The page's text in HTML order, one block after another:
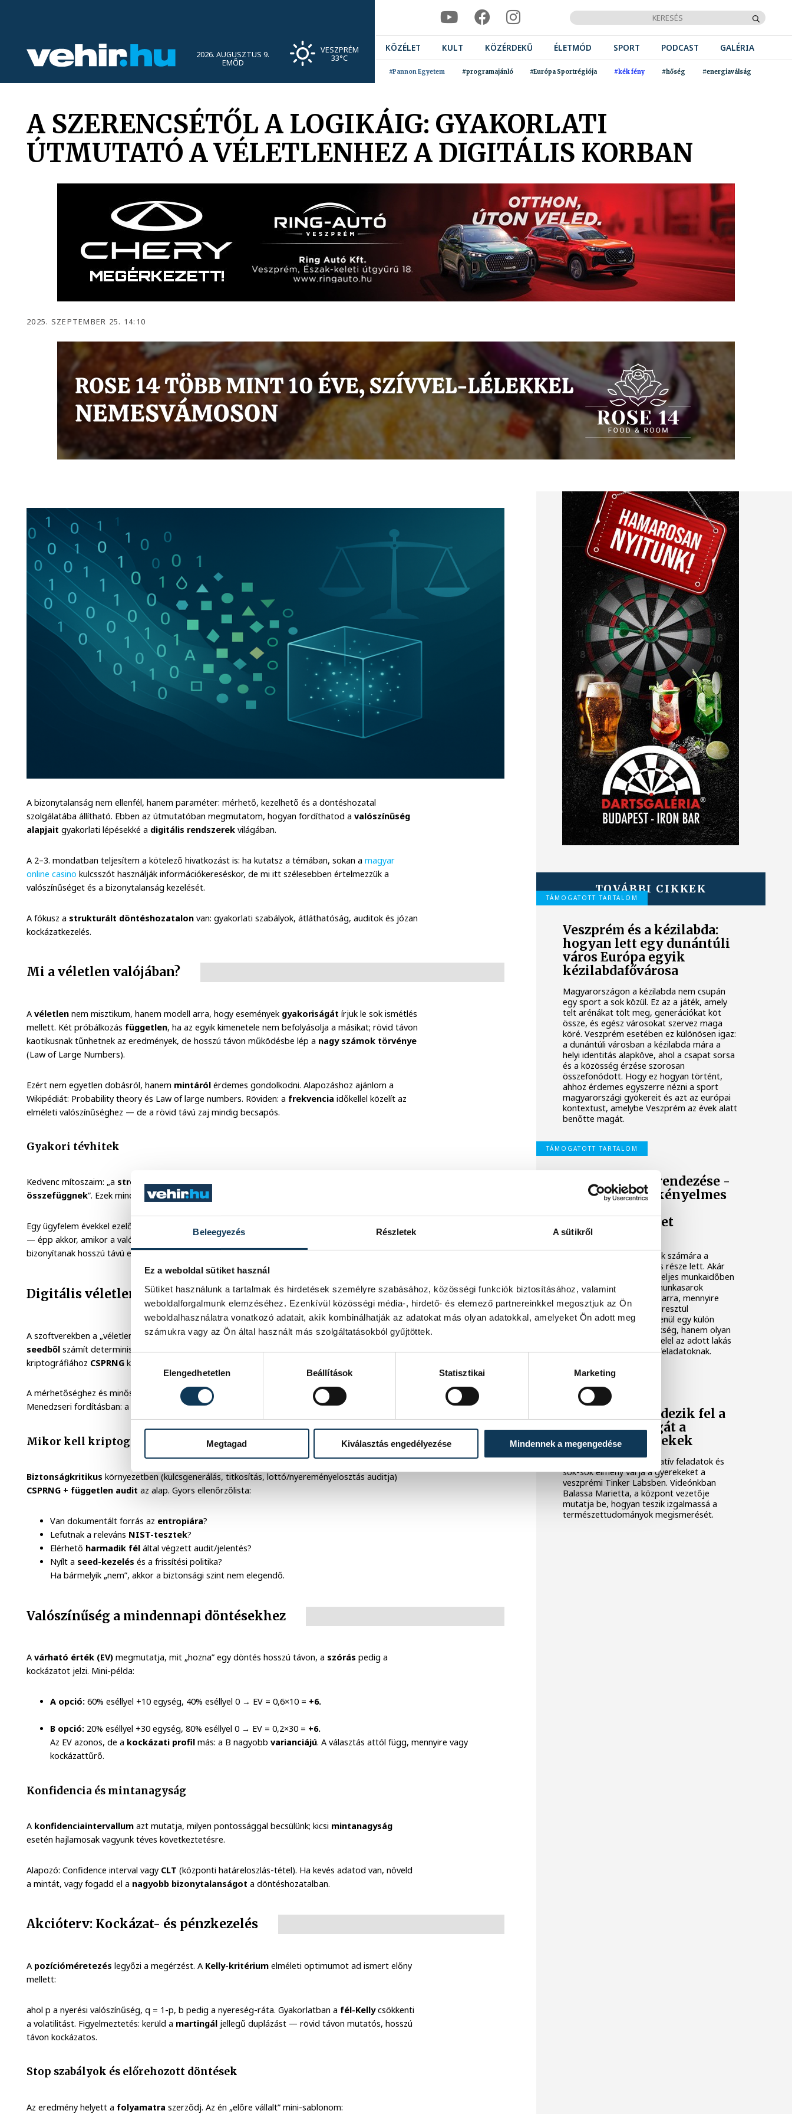
Beleegyezés Részletek A sütikről
Ez a weboldal sütiket használ
Sütiket használunk a tartalmak és hirdetések személyre szabásához, közösségi funkciók biztosításához, valamint
weboldalforgalmunk elemzéséhez. Ezenkívül közösségi média-, hirdető- és elemező partnereinkkel megosztjuk az Ön
weboldalhasználatra vonatkozó adatait, akik kombinálhatják az adatokat más olyan adatokkal, amelyeket Ön adott meg
számukra vagy az Ön által használt más szolgáltatásokból gyűjtöttek.
Elengedhetetlen
Beállítások Statisztikai Marketing
Megtagad Kiválasztás engedélyezése Mindennek a megengedése
2026. AUGUSZTUS 9.
EMŐD
VESZPRÉM
33°C
KÖZÉLET KULT KÖZÉRDEKŰ ÉLETMÓD SPORT PODCAST GALÉRIA
#Pannon Egyetem #programajánló #Európa Sportrégiója #kék fény #hőség #energiaválság
A SZERENCSÉTŐL A LOGIKÁIG: GYAKORLATI
ÚTMUTATÓ A VÉLETLENHEZ A DIGITÁLIS KORBAN
2025. SZEPTEMBER 25. 14:10
A bizonytalanság nem ellenfél, hanem paraméter: mérhető, kezelhető és a döntéshozatal
szolgálatába állítható. Ebben az útmutatóban megmutatom, hogyan fordíthatod avalószínűség
alapjait gyakorlati lépésekké a digitális rendszerek világában.
A 2–3. mondatban teljesítem a kötelező hivatkozást is: ha kutatsz a témában, sokan amagyar
online casino kulcsszót használják információkereséskor, de mi itt szélesebben értelmezzük a
valószínűséget és a bizonytalanság kezelését.
A fókusz a strukturált döntéshozatalonvan: gyakorlati szabályok, átláthatóság, auditok és józan
kockázatkezelés.
Mi a véletlen valójában?
Avéletlen nem misztikum, hanem modell arra, hogy események gyakoriságát írjuk le sok ismétlés
mellett. Két próbálkozás független, ha az egyik kimenetele nem befolyásolja a másikat; rövid távon
kaotikusnak tűnhetnek az eredmények, de hosszú távon működésbe lép a nagy számok törvénye
(Law of Large Numbers).
Ezért nem egyetlen dobásról, hanem mintáról érdemes gondolkodni. Alapozáshoz ajánlom a
Wikipédiát: Probability theory és Law of large numbers. Röviden: a frekvencia időkellel közelít az
elméleti valószínűséghez — de a rövid távú zaj mindig becsapós.
Gyakori tévhitek
Kedvenc mítoszaim: „a streakfolytatódik”, „a rossz széria után
összefüggnek”. Ezek mind a gambler’s fallacy
Egy ügyfelem évekkel ezelőtt „mintát” látott öt egymást követő sikerben, és megduplázta a téteket
— épp akkor, amikor a valószínűség kijózanította. A tanulság: a
bizonyítanak hosszú távú előnyt.
Digitális véletlen: PRNG vs. CSPRNG
A szoftverekben a „véletlen” többnyirePRNG(pszeudo-véletlenszám-generátor), amely egy
seedből számít determinisztikusan kimeneteket. Jó PRNG mellett a kimenet
kriptográfiához CSPRNG kell, nagy
A mérhetőséghez és minőségbiztosításhoz nézd a
tesztcsomagot: link.
Menedzseri fordításban: a cél és a kockázat dönti el, milyen erősségű „véletlen” szükséges.
Mikor kell kriptográfiai szint?
Biztonságkritikus környezetben (kulcsgenerálás, titkosítás, lottó/nyereményelosztás auditja)
CSPRNG + független audit az alap. Gyors ellenőrzőlista:
Van dokumentált forrás az entropiára?
Lefutnak a releváns NIST-tesztek?
Elérhető harmadik fél által végzett audit/jelentés?
Nyílt a seed-kezelés és a frissítési politika?
Ha bármelyik „nem”, akkor a biztonsági szint nem elegendő.
Valószínűség a mindennapi döntésekhez
Avárható érték (EV) megmutatja, mit „hozna” egy döntés hosszú távon, a szórás pedig a
kockázatot jelzi. Mini-példa:
A opció:60% eséllyel +10 egység, 40% eséllyel 0 → EV = 0,6×10 = +6.
B opció: 20% eséllyel +30 egység, 80% eséllyel 0 → EV = 0,2×30 = +6.
Az EV azonos, de a kockázati profil más: a B nagyobbvarianciájú. A választás attól függ, mennyire vagy
kockázattűrő.
Konfidencia és mintanagyság
A konfidenciaintervallum azt mutatja, milyen pontossággal becsülünk; kicsi mintanagyság
esetén hajlamosak vagyunk téves következtetésre.
Alapozó: Confidence interval vagy CLT (központi határeloszlás-tétel). Ha kevés adatod van, növeld
a mintát, vagy fogadd el a nagyobb bizonytalanságot a döntéshozatalban.
Akcióterv: Kockázat- és pénzkezelés
A pozícióméretezés legyőzi a megérzést. A Kelly-kritérium elméleti optimumot ad ismert előny
mellett:
ahol p a nyerési valószínűség, q = 1-p, b pedig a nyereség-ráta. Gyakorlatban a fél-Kellycsökkenti
a volatilitást. Figyelmeztetés: kerüld a martingál jellegű duplázást — rövid távon mutatós, hosszú
távon kockázatos.
Stop szabályok és előrehozott döntések
Az eredmény helyett a folyamatra szerződj. Az én „előre vállalt” mini-sablonom:
TOVÁBBI CIKKEK
TÁMOGATOTT TARTALOM
Veszprém és a kézilabda:
hogyan lett egy dunántúli
város Európa egyik
kézilabdafővárosa
Magyarországon a kézilabda nem csupán
egy sport a sok közül. Ez az a játék, amely
telt arénákat tölt meg, generációkat köt
össze, és egész városokat szervez maga
köré. Veszprém esetében ez különösen igaz:
a dunántúli városban a kézilabda mára a
helyi identitás alapköve, ahol a csapat sorsa
és a közösség érzése szorosan
összefonódott. Hogy ez hogyan történt,
ahhoz érdemes egyszerre nézni a sport
magyarországi gyökereit és azt az európai
kontextust, amelybe Veszprém az évek alatt
benőtte magát.
TÁMOGATOTT TARTALOM
Home office berendezése -
Szempontok a kényelmes
munkakörnyezet
kialakításához
A home office mára sokak számára a
mindennapi munkavégzés része lett. Akár
heti néhány napot, akár teljes munkaidőben
dolgozunk otthonról, a munkasarok
kialakítása hatással lehet arra, mennyire
könnyű hosszabb időn keresztül
koncentrálni. Nem feltétlenül egy külön
dolgozószobára van szükség, hanem olyan
környezetre, amely megfelel az adott lakás
adottságainak és a napi feladatoknak.
Játék közben fedezik fel a
tudomány világát a
veszprémi gyerekek
Látványos kísérletek, kreatív feladatok és
sok-sok élmény várja a gyerekeket a
veszprémi Tinker Labsben. Videónkban
Balassa Marietta, a központ vezetője
mutatja be, hogyan teszik izgalmassá a
természettudományok megismerését.